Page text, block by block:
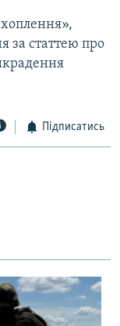
за статтею про
Підписатись